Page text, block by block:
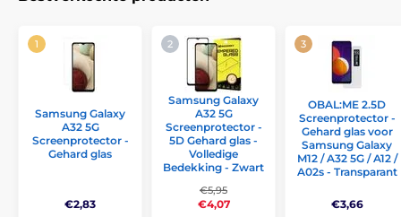
Samsung Galaxy
A32 5G
Screenprotector -
Gehard glas
€2,83
Samsung Galaxy
A32 5G
Screenprotector -
5D Gehard glas -
Volledige
Bedekking - Zwart
€5,95
€4,07
OBAL:ME 2.5D
Screenprotector -
Gehard glas voor
Samsung Galaxy
M12 / A32 5G / A12 /
A02s - Transparant
€3,66